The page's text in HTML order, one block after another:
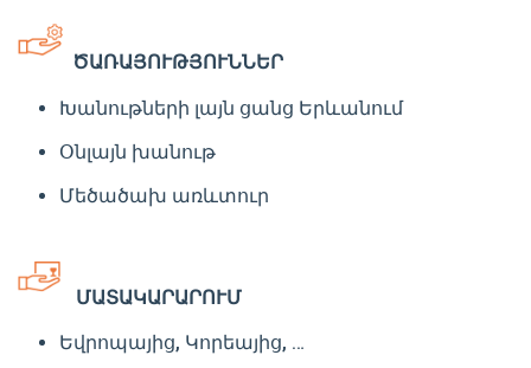
ԾԱՌԱՅՈՒԹՅՈՒՆՆԵՐ
Խանութների լայն ցանց Երևանում
Օնլայն խանութ
Մեծածախ առևտուր
ՄԱՏԱԿԱՐԱՐՈՒՄ
Եվրոպայից, Կորեայից, …